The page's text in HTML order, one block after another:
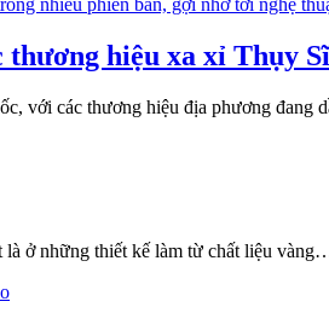
thương hiệu xa xỉ Thụy Sĩ
với các thương hiệu địa phương
là ở những thiết kế làm từ chất liệu